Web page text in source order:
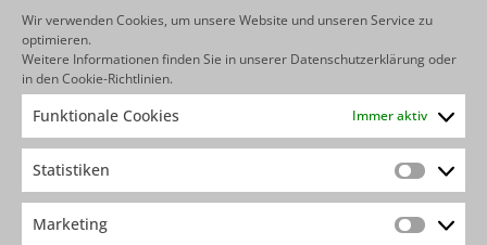
Wir verwenden Cookies, um unsere Website und unseren Service zu
optimieren.
Weitere Informationen finden Sie in unserer Datenschutzerklärungoder
in denCookie-Richtlinien.
Funktionale Cookies Immer aktiv
Statistiken
Marketing
Ihre Geschäftslogik visuell aufbaut
Erstaunliche Benutzeroberflächen
erstellt
den Lebenszyklus von Bildschirmen
effizient verwaltet
… und vieles mehr.
Jetzt anmelden